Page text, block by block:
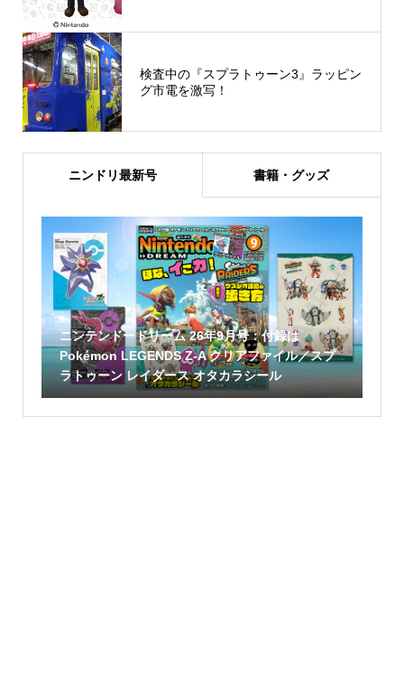
検査中の『スプラトゥーン3』ラッピン
グ市電を激写！
ニンドリ最新号 書籍・グッズ
ニンテンドードリーム 26年9月号：付録は
Pokémon LEGENDS Z-A クリアファイル／スプ
ラトゥーン レイダース オタカラシール